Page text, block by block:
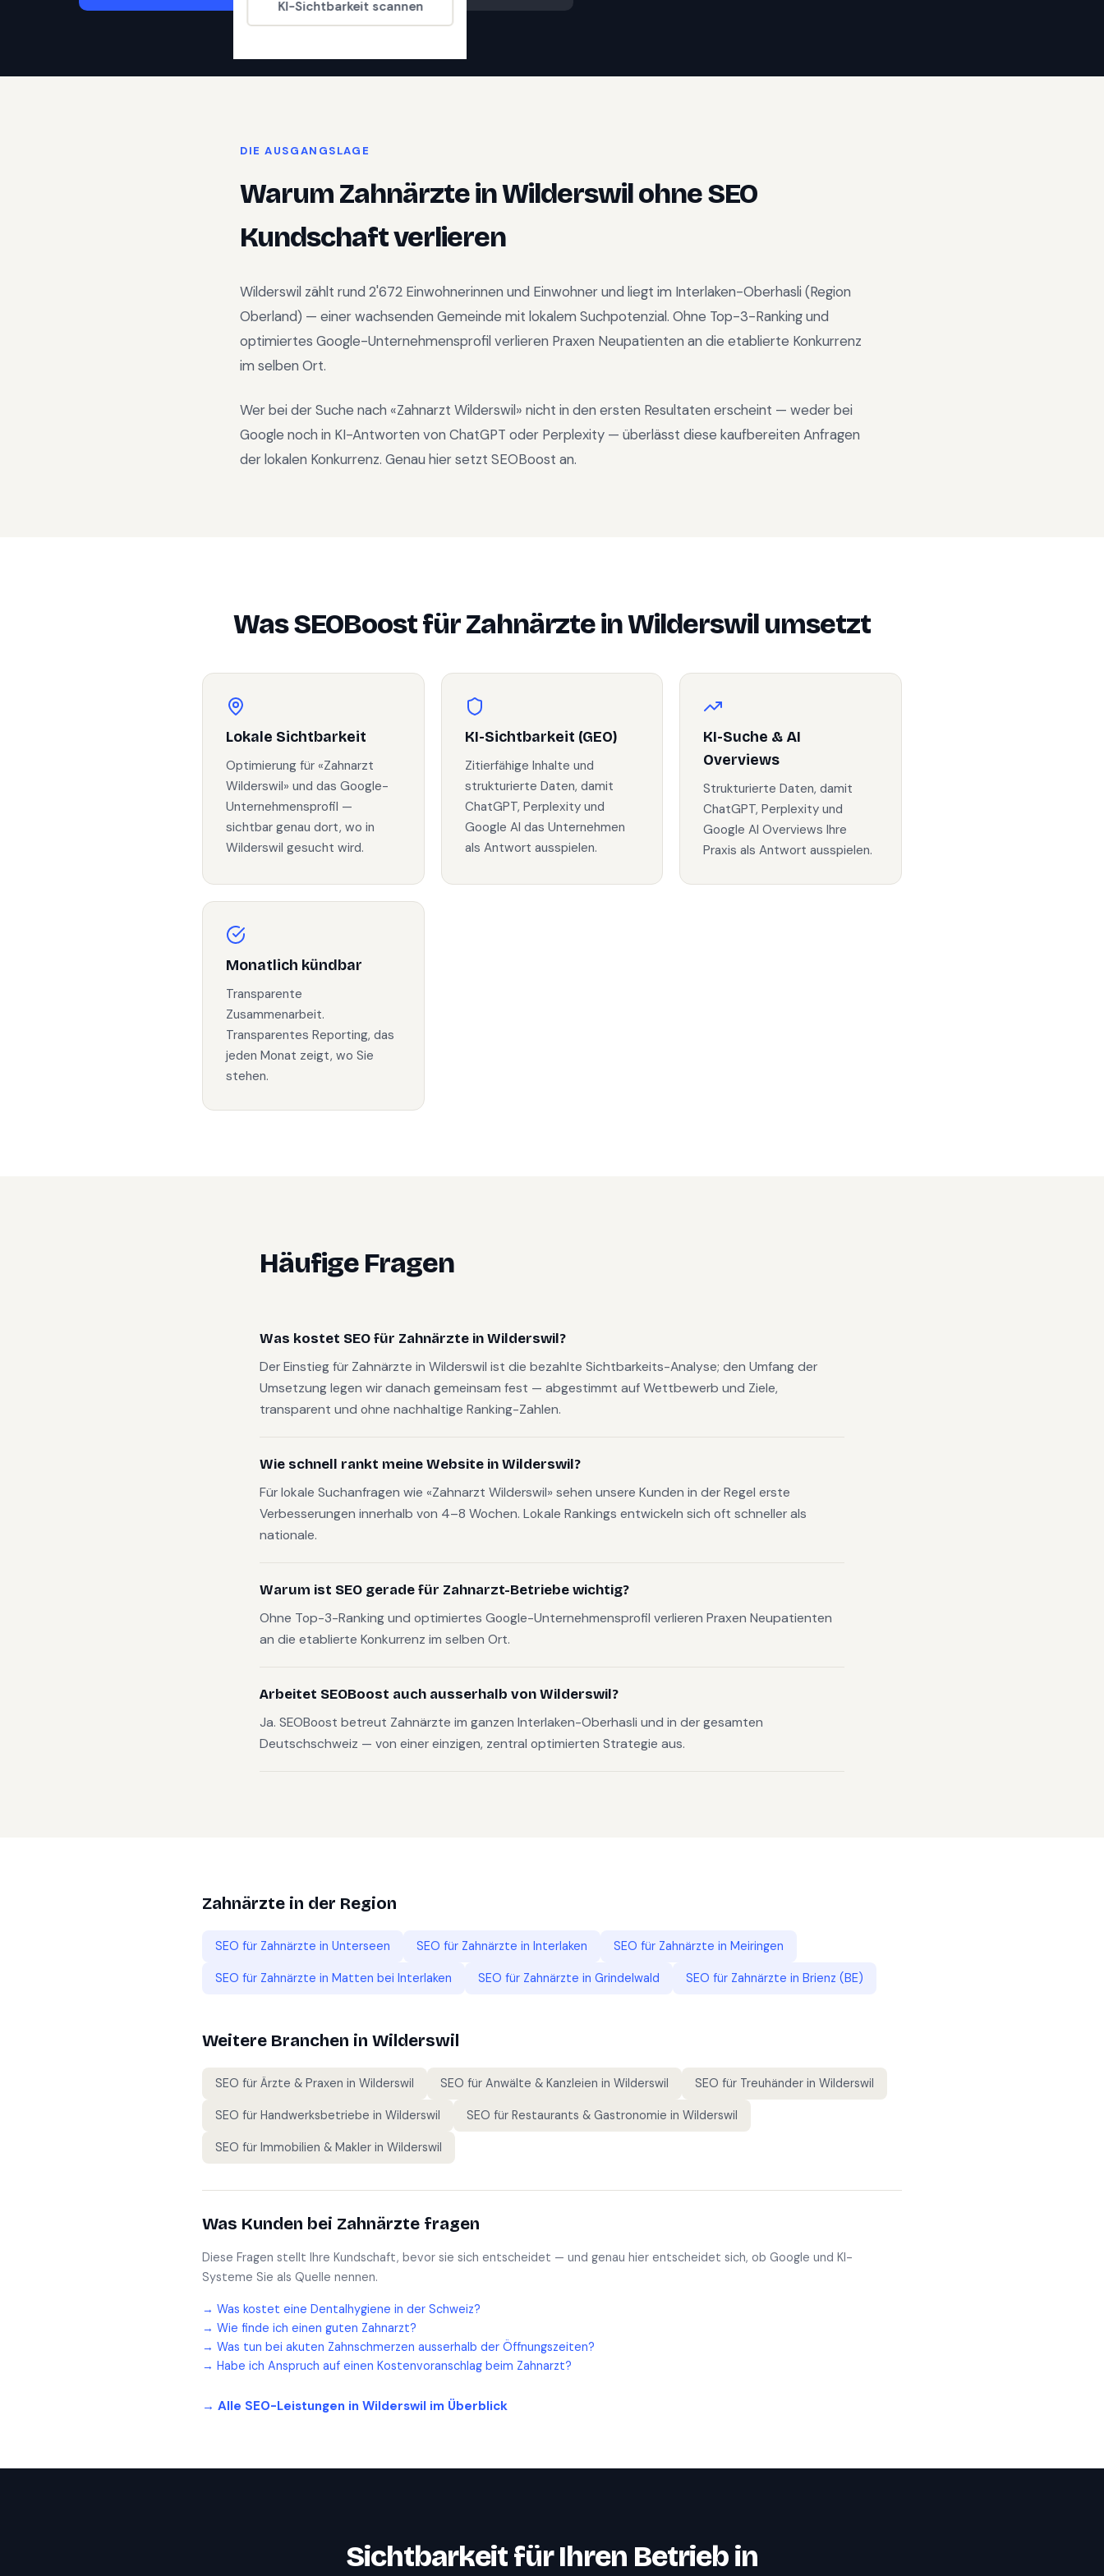
KI-Sichtbarkeit scannen
DIE AUSGANGSLAGE
Warum ZahnärzteinWilderswilohne SEO
Kundschaft verlieren
Wilderswil zählt rund 2'672 Einwohnerinnen und Einwohner und liegt im Interlaken-Oberhasli (Region
Oberland) — einer wachsenden Gemeinde mit lokalem Suchpotenzial. Ohne Top-3-Ranking und
optimiertes Google-Unternehmensprofil verlieren Praxen Neupatienten an die etablierte Konkurrenz
im selben Ort.
Wer bei der Suche nach «Zahnarzt Wilderswil» nicht in den ersten Resultaten erscheint — weder bei
Google noch in KI-Antworten von ChatGPT oder Perplexity — überlässt diese kaufbereiten Anfragen
der lokalen Konkurrenz. Genau hier setzt SEOBoost an.
Was SEOBoost fürZahnärzteinWilderswil umsetzt
Lokale Sichtbarkeit
Optimierung für «Zahnarzt
Wilderswil» und das Google-
Unternehmensprofil —
sichtbar genau dort, wo in
Wilderswil gesucht wird.
KI-Sichtbarkeit (GEO)
Zitierfähige Inhalte und
strukturierte Daten, damit
ChatGPT, Perplexity und
Google AI das Unternehmen
als Antwort ausspielen.
KI-Suche & AI
Overviews
Strukturierte Daten, damit
ChatGPT, Perplexity und
Google AI Overviews Ihre
Praxis als Antwort ausspielen.
Monatlich kündbar
Transparente
Zusammenarbeit.
Transparentes Reporting, das
jeden Monat zeigt, wo Sie
stehen.
Häufige Fragen
Was kostet SEO für Zahnärzte in Wilderswil?
Der Einstieg für Zahnärzte in Wilderswil ist die bezahlte Sichtbarkeits-Analyse; den Umfang der
Umsetzung legen wir danach gemeinsam fest — abgestimmt auf Wettbewerb und Ziele,
transparent und ohne nachhaltige Ranking-Zahlen.
Wie schnell rankt meine Website in Wilderswil?
Für lokale Suchanfragen wie «Zahnarzt Wilderswil» sehen unsere Kunden in der Regel erste
Verbesserungen innerhalb von 4–8 Wochen. Lokale Rankings entwickeln sich oft schneller als
nationale.
Warum ist SEO gerade für Zahnarzt-Betriebe wichtig?
Ohne Top-3-Ranking und optimiertes Google-Unternehmensprofil verlieren Praxen Neupatienten
an die etablierte Konkurrenz im selben Ort.
Arbeitet SEOBoost auch ausserhalb von Wilderswil?
Ja. SEOBoost betreut Zahnärzte im ganzen Interlaken-Oberhasli und in der gesamten
Deutschschweiz — von einer einzigen, zentral optimierten Strategie aus.
Zahnärzte in der Region
SEO für Zahnärzte in Unterseen SEO für Zahnärzte in Interlaken SEO für Zahnärzte in Meiringen
SEO für Zahnärzte in Matten bei Interlaken SEO für Zahnärzte in Grindelwald SEO für Zahnärzte in Brienz (BE)
Weitere Branchen in Wilderswil
SEO für Ärzte & Praxen in Wilderswil SEO für Anwälte & Kanzleien in Wilderswil SEO für Treuhänder in Wilderswil
SEO für Handwerksbetriebe in Wilderswil SEO für Restaurants & Gastronomie in Wilderswil
SEO für Immobilien & Makler in Wilderswil
Was Kunden bei Zahnärzte fragen
Diese Fragen stellt Ihre Kundschaft, bevor sie sich entscheidet — und genau hier entscheidet sich, ob Google und KI-
Systeme Sie als Quelle nennen.
→ Was kostet eine Dentalhygiene in der Schweiz?
→ Wie finde ich einen guten Zahnarzt?
→ Was tun bei akuten Zahnschmerzen ausserhalb der Öffnungszeiten?
→ Habe ich Anspruch auf einen Kostenvoranschlag beim Zahnarzt?
→ Alle SEO-Leistungen in Wilderswil im Überblick
Sichtbarkeit für Ihren Betrieb in